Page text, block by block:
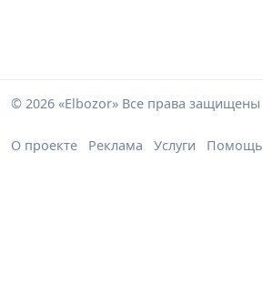
© 2026 «Elbozor» Все права защищены
О проекте Реклама Услуги Помощь